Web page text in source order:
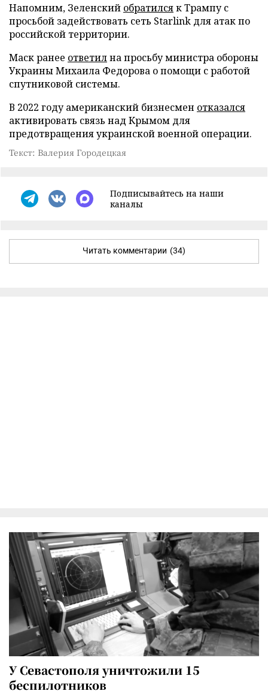
Напомним, Зеленский обратилсяк Трампу с
просьбой задействовать сеть Starlink для атак по
российской территории.
Маск ранее ответилна просьбу министра обороны
Украины Михаила Федорова о помощи с работой
спутниковой системы.
В 2022 году американский бизнесмен отказался
активировать связь над Крымом для
предотвращения украинской военной операции.
Текст: Валерия Городецкая
Подписывайтесь на наши
каналы
Читать комментарии (34)
У Севастополя уничтожили 15
беспилотников